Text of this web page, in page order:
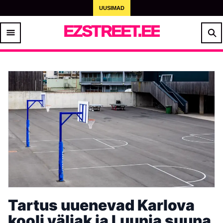
UUSIMAD
EZSTREET.EE
Tartus uuenevad Karlova